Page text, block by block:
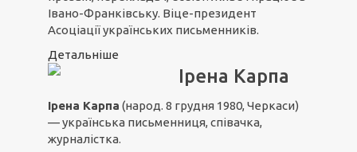
Івано-Франківську. Віце-президент
Асоціації українських письменників.
Детальніше
Ірена Карпа
Ірена Карпа (народ. 8 грудня 1980, Черкаси)
— українська письменниця, співачка,
журналістка.